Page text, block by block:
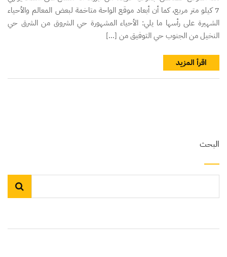
7 كيلو متر مربع، كما أن أبعاد موقع الواحة متاخمة لبعض المعالم والأحياء
الشهيرة على رأسها ما يلي: الأحياء المشهورة حي الشروق من الشرق حي
النخيل من الجنوب حي التوفيق من […]
اقرأ المزيد
البحث